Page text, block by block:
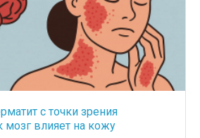
с точки зрения
мозг влияет на кожу